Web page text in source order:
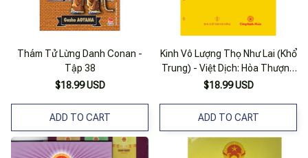
Thám Tử Lừng Danh Conan -
Tập 38
$18.99 USD
ADD TO CART
Kinh Vô Lượng Thọ Như Lai (Khổ
Trung) - Việt Dịch: Hòa Thượng
Thích Trí Tịnh
$18.99 USD
ADD TO CART